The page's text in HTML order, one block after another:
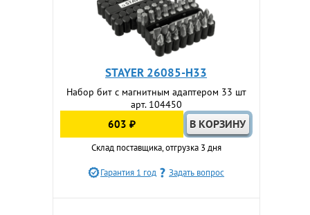
STAYER 26085-H33
Набор бит с магнитным адаптером 33 шт
арт. 104450
603 ₽
Склад поставщика, отгрузка 3 дня
Гарантия 1 год Задать вопрос